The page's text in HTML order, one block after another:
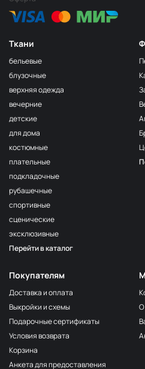
Ткани
бельевые
блузочные
верхняя одежда
вечерние
детские
для дома
костюмные
плательные
подкладочные
рубашечные
спортивные
сценические
эксклюзивные
Перейти в каталог
Покупателям
Доставка и оплата
Выкройки и схемы
Подарочные сертификаты
Условия возврата
Корзина
Анкета для предоставления
О